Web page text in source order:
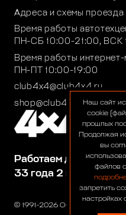
© 1991-2026 ООО «Сервис 4х4»
Работаем для вас:
33 года 2 месяца 23
Адреса и схемы проезда
Время работы
ПН-СБ 10:00-21:00, ВСК
Время работы интернет-
ПН-ПТ 10:00-19:00
club4x4@club4x4.ru
shop@club4x4.ruНаш сайт
cookie
прошлых
Продолжая
вы
файлов
запретить
настройках